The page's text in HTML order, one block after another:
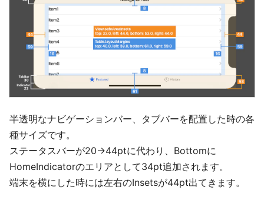
半透明なナビゲーションバー、タブバーを配置した時の各
種サイズです。
ステータスバーが20→44ptに代わり、Bottomに
HomeIndicatorのエリアとして34pt追加されます。
端末を横にした時には左右のInsetsが44pt出てきます。